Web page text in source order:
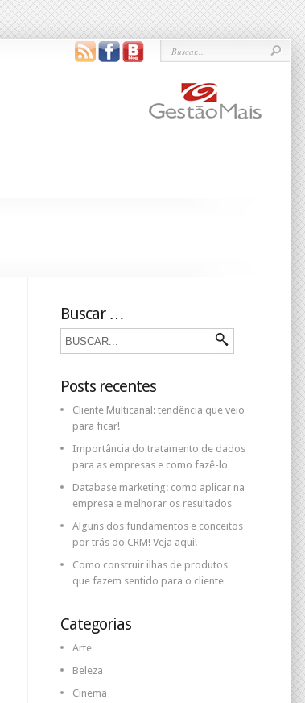
Buscar …
Posts recentes
Cliente Multicanal: tendência que veio
para ficar!
Importância do tratamento de dados
para as empresas e como fazê-lo ​
Database marketing: como aplicar na
empresa e melhorar os resultados
Alguns dos fundamentos e conceitos
por trás do CRM! Veja aqui!
Como construir ilhas de produtos
que fazem sentido para o cliente
Categorias
Arte
Beleza
Cinema